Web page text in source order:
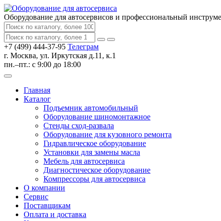
Оборудование для автосервисов и профессиональный
+7 (499) 444-37-95 Телеграм
г. Москва, ул. Иркутская д.11, к.1
пн.–пт.: с 9:00 до 18:00
Главная
Каталог
Подъемник автомобильный
Оборудование шиномонтажное
Стенды сход-развала
Оборудование для кузовного ремонта
Гидравлическое оборудование
Установки для замены масла
Мебель для автосервиса
Диагностическое оборудование
Компрессоры для автосервиса
О компании
Сервис
Поставщикам
Оплата и доставка